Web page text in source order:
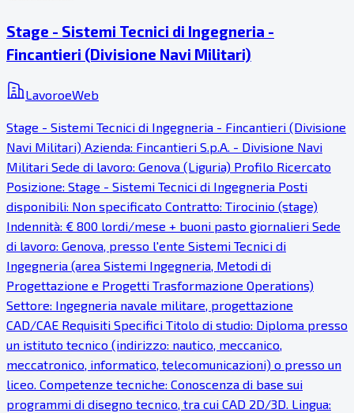
Stage - Sistemi Tecnici di Ingegneria -
Fincantieri (Divisione Navi Militari)
LavoroeWeb
Stage - Sistemi Tecnici di Ingegneria - Fincantieri (Divisione
Navi Militari) Azienda: Fincantieri S.p.A. - Divisione Navi
Militari Sede di lavoro: Genova (Liguria) Profilo Ricercato
Posizione: Stage - Sistemi Tecnici di Ingegneria Posti
disponibili: Non specificato Contratto: Tirocinio (stage)
Indennità: € 800 lordi/mese + buoni pasto giornalieri Sede
di lavoro: Genova, presso l'ente Sistemi Tecnici di
Ingegneria (area Sistemi Ingegneria, Metodi di
Progettazione e Progetti Trasformazione Operations)
Settore: Ingegneria navale militare, progettazione
CAD/CAE Requisiti Specifici Titolo di studio: Diploma presso
un istituto tecnico (indirizzo: nautico, meccanico,
meccatronico, informatico, telecomunicazioni) o presso un
liceo. Competenze tecniche: Conoscenza di base sui
programmi di disegno tecnico, tra cui CAD 2D/3D. Lingua: